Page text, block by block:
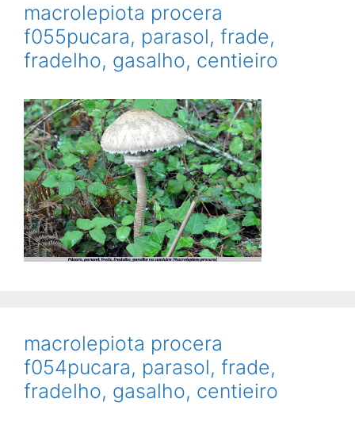
macrolepiota procera
f055pucara, parasol, frade,
fradelho, gasalho, centieiro
macrolepiota procera
f054pucara, parasol, frade,
fradelho, gasalho, centieiro